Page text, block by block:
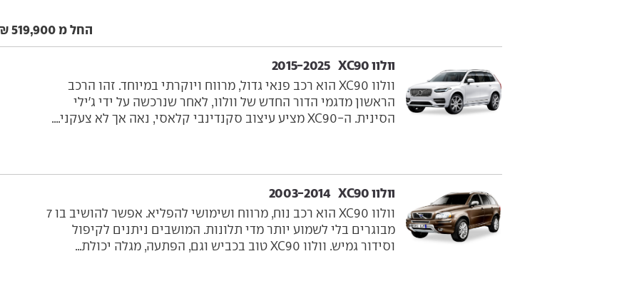
החל מ 519,900 ₪
וולוו XC90 ‏ 2015-2025
וולוו XC90 הוא רכב פנאי גדול, מרווח ויוקרתי במיוחד. זהו הרכב
הראשון מדגמי הדור החדש של וולוו, לאחר שנרכשה על ידי ג'ילי
הסינית. ה-XC90 מציע עיצוב סקנדינבי קלאסי, נאה אך לא צעקני....
וולוו XC90 ‏ 2003-2014
וולוו XC90 הוא רכב נוח, מרווח ושימושי להפליא. אפשר להושיב בו 7
מבוגרים בלי לשמוע יותר מדי תלונות. המושבים ניתנים לקיפול
וסידור גמיש. וולוו XC90 טוב בכביש וגם, הפתעה, מגלה יכולת...